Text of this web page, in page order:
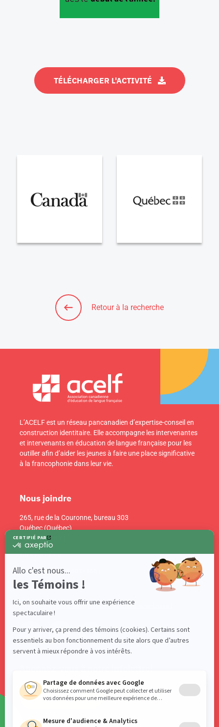
TÉLÉCHARGER L'ACTIVITÉ
Retour à la recherche
L’ACELF est un réseau pancanadien d’expertise-conseil en
construction identitaire. Elle accompagne les intervenantes
et intervenants en éducation de langue française pour les
outiller afin d’aider les jeunes à faire une place significative
à la francophonie dans leur vie.
Suivez-nous sur nos réseaux sociaux!
S'ABONNER
Nous joindre
265, rue de la Couronne, bureau 303
Québec (Québec)
Canada G1K 6E1
info@acelf.ca
Téléphone : 418 681-4661